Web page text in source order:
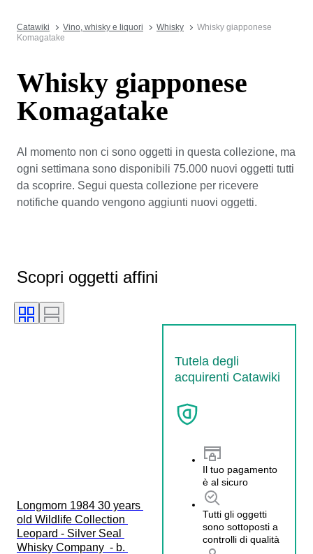
Catawiki Vino, whisky e liquori Whisky
Whisky giapponese
Komagatake
Whisky giapponese
Komagatake
Al momento non ci sono oggetti in questa collezione, ma
ogni settimana sono disponibili 75.000 nuovi oggetti tutti
da scoprire. Segui questa collezione per ricevere
notifiche quando vengono aggiunti nuovi oggetti.
Scopri oggetti affini
Tutela degli
acquirenti Catawiki
Il tuo pagamento
è al sicuro
Tutti gli oggetti
sono sottoposti a
controlli di qualità
Longmorn 1984 30 years
old Wildlife Collection
Leopard - Silver Seal
Whisky Company  - b.